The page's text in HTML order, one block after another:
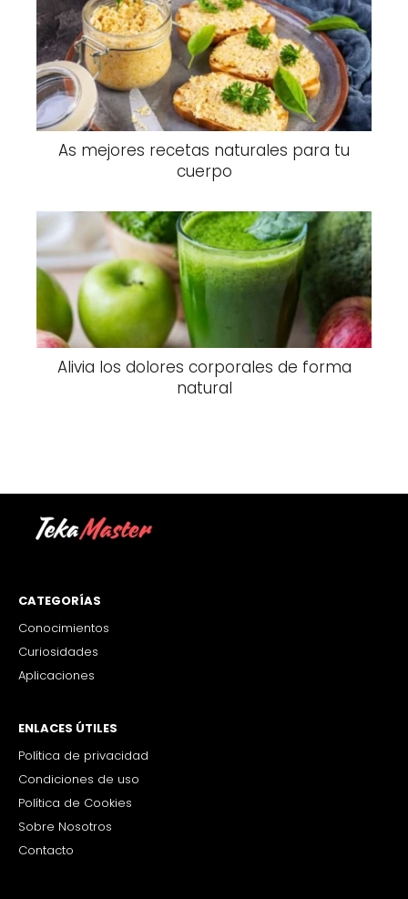
As mejores recetas naturales para tu
cuerpo
Alivia los dolores corporales de forma
natural
CATEGORÍAS
Conocimientos
Curiosidades
Aplicaciones
ENLACES ÚTILES
Política de privacidad
Condiciones de uso
Política de Cookies
Sobre Nosotros
Contacto